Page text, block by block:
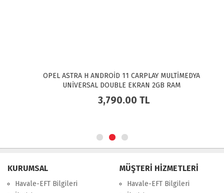
OPEL ASTRA H ANDROİD 11 CARPLAY MULTİMEDYA
UNİVERSAL DOUBLE EKRAN 2GB RAM
3,790.00TL
KURUMSAL
Havale-EFT Bilgileri
MÜŞTERİ HİZMETLERİ
Havale-EFT Bilgileri